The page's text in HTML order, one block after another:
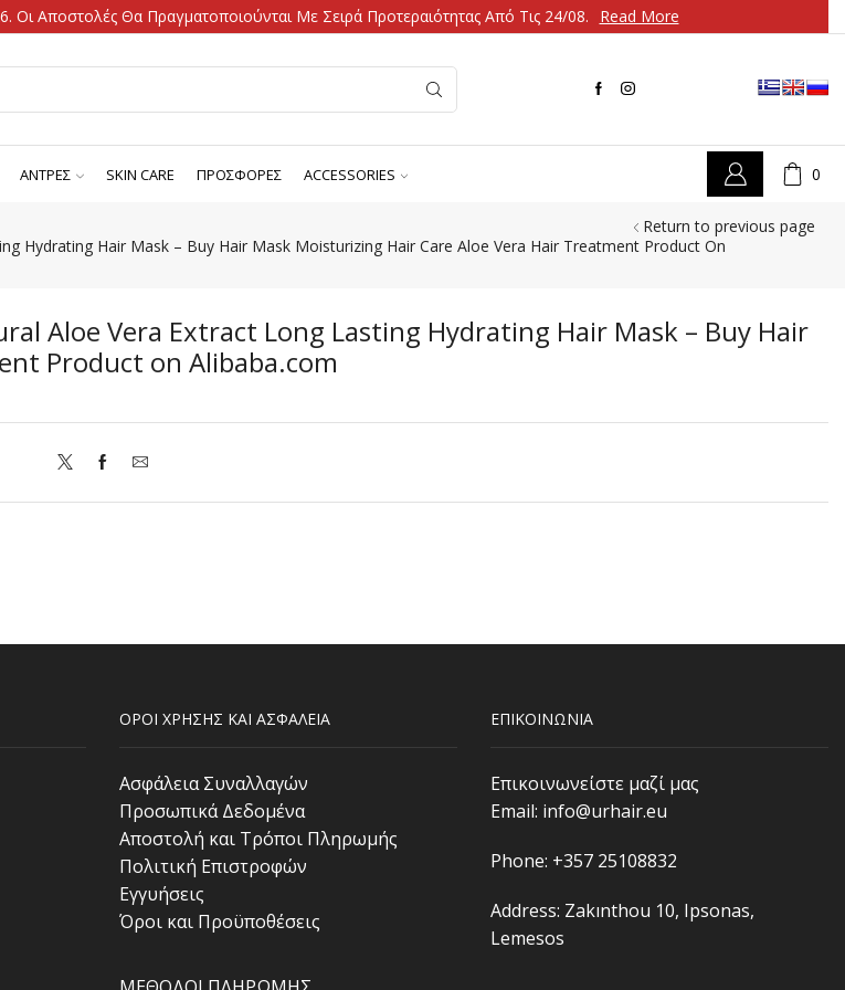
Αποστολές Θα Πραγματοποιούνται Με Σειρά Προτεραιότητας Από Τις 24/08. Read More
ΑΝΤΡΕΣ SKIN CARE ΠΡΟΣΦΟΡΕΣ ACCESSORIES 0
Return to previous page
Hydrating Hair Mask – Buy Hair Mask Moisturizing Hair Care Aloe Vera Hair Treatment Product On
Aloe Vera Extract Long Lasting Hydrating Hair Mask – Buy Hair
Product on Alibaba.com
ΟΡΟΙ ΧΡΗΣΗΣ ΚΑΙ ΑΣΦΑΛΕΙΑ
Ασφάλεια Συναλλαγών
Προσωπικά Δεδομένα
Αποστολή και Τρόποι Πληρωμής
Πολιτική Επιστροφών
Εγγυήσεις
Όροι και Προϋποθέσεις
ΕΠΙΚΟΙΝΩΝΙΑ
Επικοινωνείστε μαζί μας
Email: info@urhair.eu
Phone: +357 25108832
Address: Zakınthou 10, Ipsonas,
Lemesos